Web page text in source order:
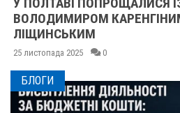
ВОЛОДИМИРОМ
ЛІЩИНСЬКИМ
25 листопада 2025 0
БЛОГИ